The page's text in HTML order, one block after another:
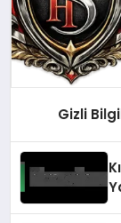
Gizli